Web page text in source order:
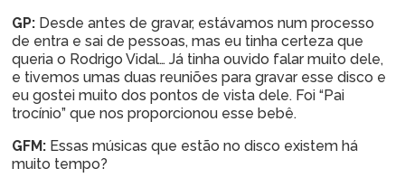
GP: Desde antes de gravar, estávamos num processo
de entra e sai de pessoas, mas eu tinha certeza que
queria o Rodrigo Vidal… Já tinha ouvido falar muito dele,
e tivemos umas duas reuniões para gravar esse disco e
eu gostei muito dos pontos de vista dele. Foi “Pai
trocínio” que nos proporcionou esse bebê.
GFM: Essas músicas que estão no disco existem há
muito tempo?